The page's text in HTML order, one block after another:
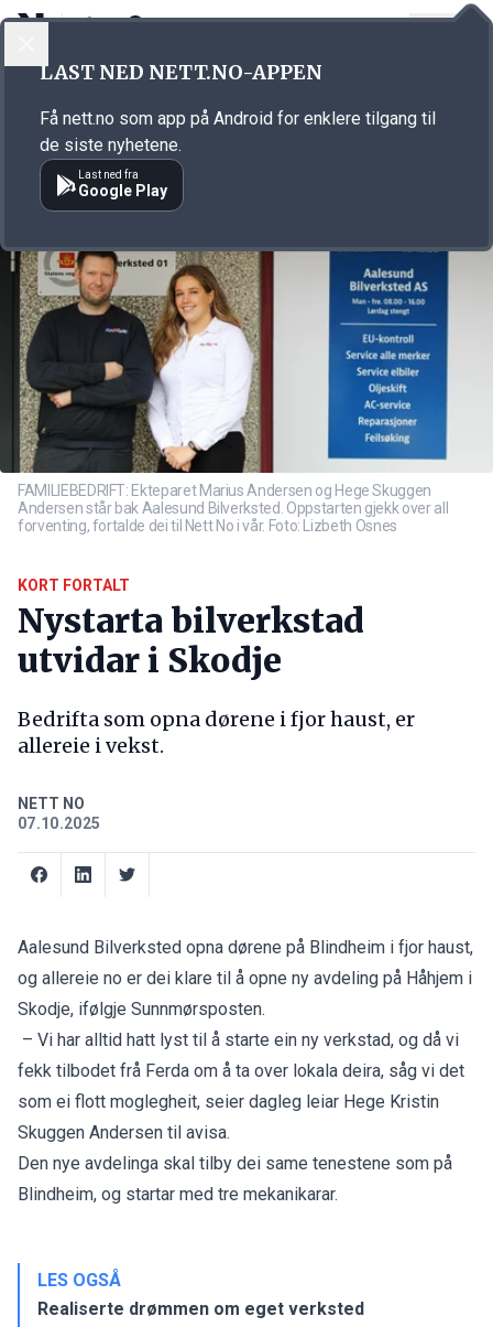
Annonsørinnhold
FAMILIEBEDRIFT: Ekteparet Marius Andersen og Hege Skuggen
Andersen står bak Aalesund Bilverksted. Oppstarten gjekk over all
forventing, fortalde dei til Nett No i vår. Foto: Lizbeth Osnes
KORT FORTALT
Nystarta bilverkstad
utvidar i Skodje
Bedrifta som opna dørene i fjor haust, er
allereie i vekst.
NETT NO
07.10.2025
Aalesund Bilverksted opna dørene på Blindheim i fjor haust,
og allereie no er dei klare til å opne ny avdeling på Håhjem i
Skodje, ifølgje Sunnmørsposten.
– Vi har alltid hatt lyst til å starte ein ny verkstad, og då vi
fekk tilbodet frå Ferda om å ta over lokala deira, såg vi det
som ei flott moglegheit, seier dagleg leiar Hege Kristin
Skuggen Andersen til avisa.
Den nye avdelinga skal tilby dei same tenestene som på
Blindheim, og startar med tre mekanikarar.
LES OGSÅ
Realiserte drømmen om eget verksted
LAST NED NETT.NO-APPEN
Få nett.no som app på Android for enklere tilgang til
de siste nyhetene.
Last ned fra
Google Play